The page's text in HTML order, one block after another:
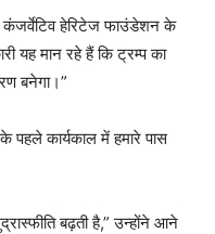
कंजर्वेटिव हेरिटेज फाउंडेशन के
यह मान रहे हैं कि ट्रम्प का
बनेगा।”
पहले कार्यकाल में हमारे पास
बढ़ती है,” उन्होंने आने